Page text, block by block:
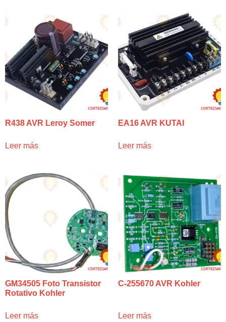
R438 AVR Leroy Somer
Leer más
EA16 AVR KUTAI
Leer más
GM34505 Foto Transistor
Rotativo Kohler
Leer más
C-255670 AVR Kohler
Leer más